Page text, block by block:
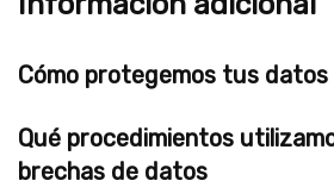
Cómo protegemos tus datos
Qué procedimientos
brechas de datos